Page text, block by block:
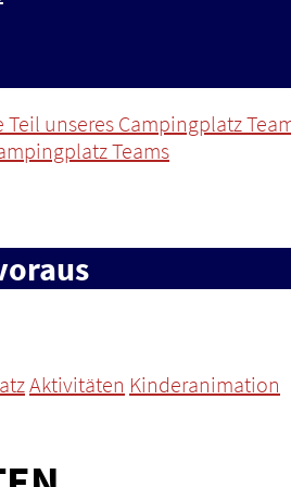
Teil unseres Campingplatz
Teams
Aktivitäten Kinderanimation